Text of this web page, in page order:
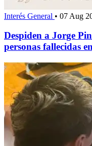
Interés General • 07 Aug
Despiden a Jorge
personas fallecidas